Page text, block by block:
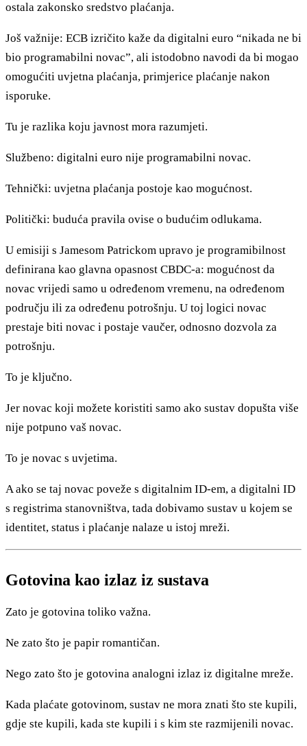
ostala zakonsko sredstvo plaćanja.
Još važnije: ECB izričito kaže da digitalni euro “nikada ne bi
bio programabilni novac”, ali istodobno navodi da bi mogao
omogućiti uvjetna plaćanja, primjerice plaćanje nakon
isporuke.
Tu je razlika koju javnost mora razumjeti.
Službeno: digitalni euro nije programabilni novac.
Tehnički: uvjetna plaćanja postoje kao mogućnost.
Politički: buduća pravila ovise o budućim odlukama.
U emisiji s Jamesom Patrickom upravo je programibilnost
definirana kao glavna opasnost CBDC-a: mogućnost da
novac vrijedi samo u određenom vremenu, na određenom
području ili za određenu potrošnju. U toj logici novac
prestaje biti novac i postaje vaučer, odnosno dozvola za
potrošnju.
To je ključno.
Jer novac koji možete koristiti samo ako sustav dopušta više
nije potpuno vaš novac.
To je novac s uvjetima.
A ako se taj novac poveže s digitalnim ID-em, a digitalni ID
s registrima stanovništva, tada dobivamo sustav u kojem se
identitet, status i plaćanje nalaze u istoj mreži.
Gotovina kao izlaz iz sustava
Zato je gotovina toliko važna.
Ne zato što je papir romantičan.
Nego zato što je gotovina analogni izlaz iz digitalne mreže.
Kada plaćate gotovinom, sustav ne mora znati što ste kupili,
gdje ste kupili, kada ste kupili i s kim ste razmijenili novac.